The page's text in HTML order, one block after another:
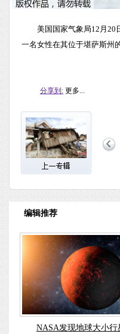
美国国家气象局12月20
一名女性在其位于堪萨斯州
分享到: 更多...
编辑推荐
NASA发现地球大小行